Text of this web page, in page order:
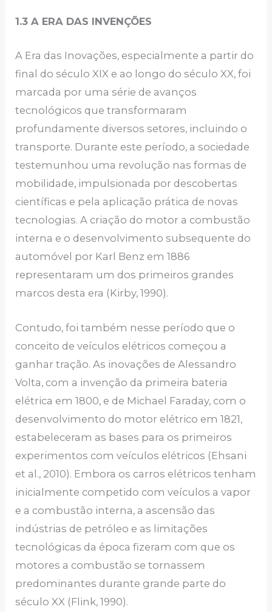
1.3 A ERA DAS INVENÇÕES
A Era das Inovações, especialmente a partir do
final do século XIX e ao longo do século XX, foi
marcada por uma série de avanços
tecnológicos que transformaram
profundamente diversos setores, incluindo o
transporte. Durante este período, a sociedade
testemunhou uma revolução nas formas de
mobilidade, impulsionada por descobertas
científicas e pela aplicação prática de novas
tecnologias. A criação do motor a combustão
interna e o desenvolvimento subsequente do
automóvel por Karl Benz em 1886
representaram um dos primeiros grandes
marcos desta era (Kirby, 1990).
Contudo, foi também nesse período que o
conceito de veículos elétricos começou a
ganhar tração. As inovações de Alessandro
Volta, com a invenção da primeira bateria
elétrica em 1800, e de Michael Faraday, com o
desenvolvimento do motor elétrico em 1821,
estabeleceram as bases para os primeiros
experimentos com veículos elétricos (Ehsani
et al., 2010). Embora os carros elétricos tenham
inicialmente competido com veículos a vapor
e a combustão interna, a ascensão das
indústrias de petróleo e as limitações
tecnológicas da época fizeram com que os
motores a combustão se tornassem
predominantes durante grande parte do
século XX (Flink, 1990).